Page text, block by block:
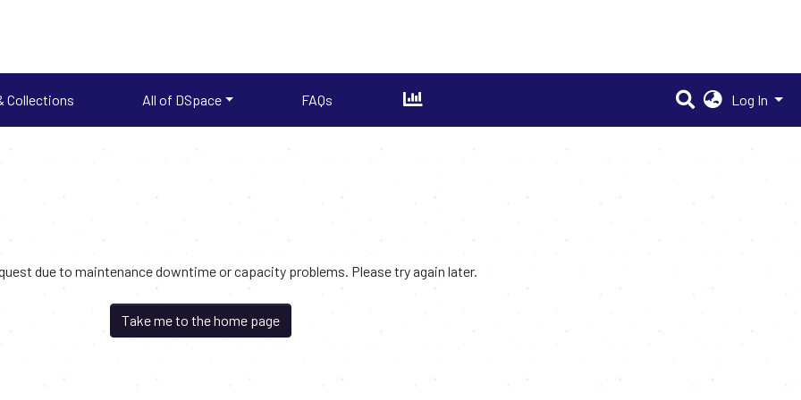
Collections All of DSpace FAQs Log In
due to maintenance downtime or capacity problems. Please try again later.
Take me to the home page